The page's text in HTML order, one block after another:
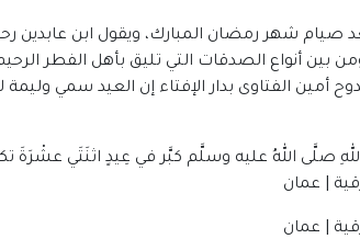
صيام شهر رمضان المبارك، ويقول ابن عابدين
أنواع الصدقات التي تليق بأهل الفطر
أمين الفتاوى بدار الإفتاء إن العيد سمي
صلَّى اللهُ عليه وسلَّم كبَّر في عِيدٍ اثنَتَي عشْرَةَ